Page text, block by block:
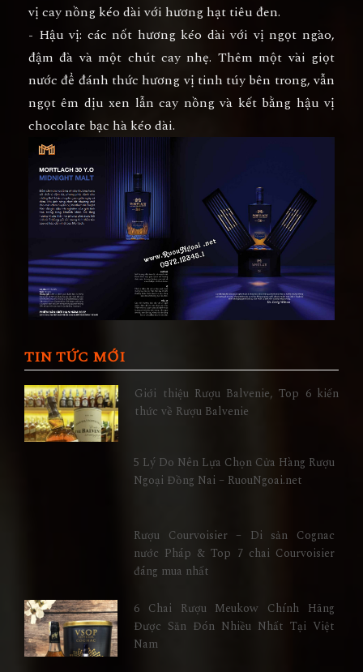
vị cay nồng kéo dài với hương hạt tiêu đen.
- Hậu vị: các nốt hương kéo dài với vị ngọt ngào,
đậm đà và một chút cay nhẹ. Thêm một vài giọt
nước để đánh thức hương vị tinh túy bên trong, vẫn
ngọt êm dịu xen lẫn cay nồng và kết bằng hậu vị
chocolate bạc hà kéo dài.
TIN TỨC MỚI
Giới thiệu Rượu Balvenie, Top 6 kiến
thức về Rượu Balvenie
5 Lý Do Nên Lựa Chọn Cửa Hàng Rượu
Ngoại Đồng Nai – RuouNgoai.net
Rượu Courvoisier – Di sản Cognac
nước Pháp & Top 7 chai Courvoisier
đáng mua nhất
6 Chai Rượu Meukow Chính Hãng
Được Săn Đón Nhiều Nhất Tại Việt
Nam